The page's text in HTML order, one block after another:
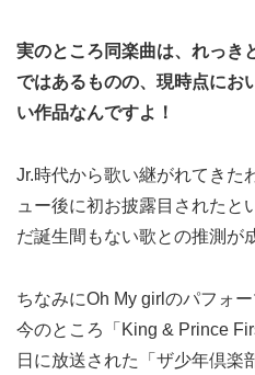
実のところ同楽曲は、れっき
ではあるものの、現時点にお
い作品なんですよ！
Jr.時代から歌い継がれてきた
ュー後に初お披露目されたと
だ誕生間もない歌との推測が
ちなみにOh My girlのパフォ
今のところ「King & Prince
日に放送された「ザ少年倶楽